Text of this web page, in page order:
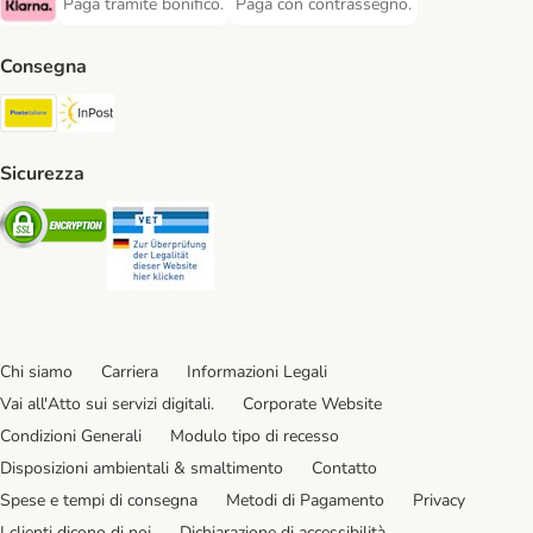
Klarna Payment Method
Paga tramite bonifico. Payment MethodPaga con contrassegno. Payment
Consegna
Poste Italiane. Shipping Method
Sicurezza
Security
Chi siamo Carriera
Informazioni Legali
Vai all'Atto sui servizi digitali.
Corporate Website
Condizioni Generali
Modulo tipo di recesso
Disposizioni ambientali & smaltimento
Contatto
Spese e tempi di consegna
Metodi di Pagamento
Privacy